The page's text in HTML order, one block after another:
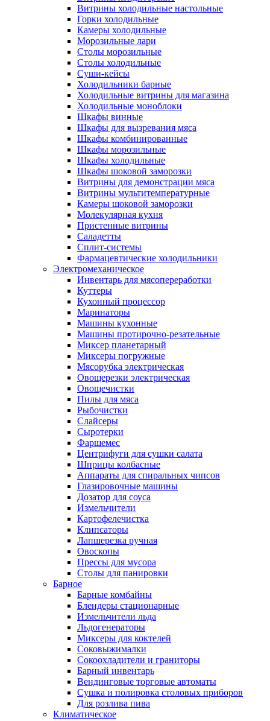
Витрины холодильные настольные
Горки холодильные
Камеры холодильные
Морозильные лари
Столы морозильные
Столы холодильные
Суши-кейсы
Холодильники барные
Холодильные витрины для магазина
Холодильные моноблоки
Шкафы винные
Шкафы для вызревания мяса
Шкафы комбинированные
Шкафы морозильные
Шкафы холодильные
Шкафы шоковой заморозки
Витрины для демонстрации мяса
Витрины мультитемпературные
Камеры шоковой заморозки
Молекулярная кухня
Пристенные витрины
Саладетты
Сплит-системы
Фармацевтические холодильники
Электромеханическое
Инвентарь для мясопереработки
Куттеры
Кухонный процессор
Маринаторы
Машины кухонные
Машины протирочно-резательные
Миксер планетарный
Миксеры погружные
Мясорубка электрическая
Овощерезки электрическая
Овощечистки
Пилы для мяса
Рыбочистки
Слайсеры
Сыротерки
Фаршемес
Центрифуги для сушки салата
Шприцы колбасные
Аппараты для спиральных чипсов
Глазировочные машины
Дозатор для соуса
Измельчители
Картофелечистка
Клипсаторы
Лапшерезка ручная
Овоскопы
Прессы для мусора
Столы для панировки
Барное
Барные комбайны
Блендеры стационарные
Измельчители льда
Льдогенераторы
Миксеры для коктелей
Соковыжималки
Сокоохладители и граниторы
Барный инвентарь
Вендинговые торговые автоматы
Сушка и полировка столовых приборов
Для розлива пива
Климатическое